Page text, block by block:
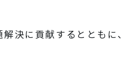
決に貢献するととも